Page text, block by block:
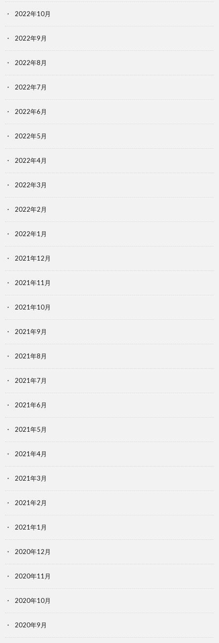
2022年10月
2022年9月
2022年8月
2022年7月
2022年6月
2022年5月
2022年4月
2022年3月
2022年2月
2022年1月
2021年12月
2021年11月
2021年10月
2021年9月
2021年8月
2021年7月
2021年6月
2021年5月
2021年4月
2021年3月
2021年2月
2021年1月
2020年12月
2020年11月
2020年10月
2020年9月